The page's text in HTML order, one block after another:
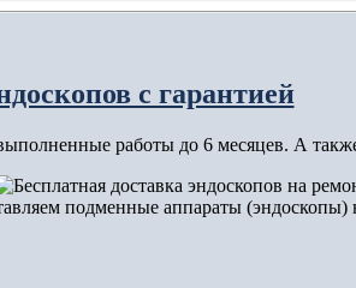
с гарантией
работы до 6 месяцев. А